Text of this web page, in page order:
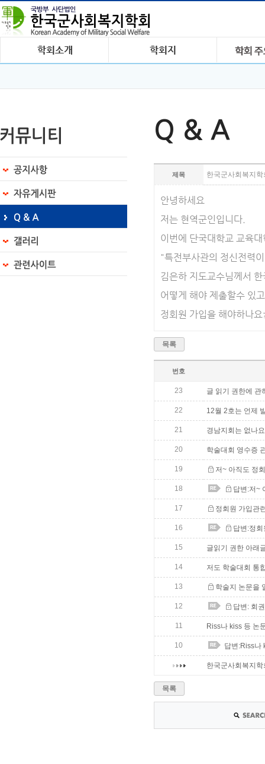
Q & A
제목 한국군사회복지
안녕하세요
저는 현역군인입니다.
이번에 단국대학교 교육
"특전부사관의 정신전력
김은하 지도교수님께서
어떻게 해야 제출할수 있
정회원 가입을 해야하나요
목록
번호
23 글 읽기 권한에 관
22 12월 2호는 언제
21 경남지회는 없나
20 학술대회 영수증
19 저~ 아직도 정
18 답변:저~
17 정회원 가입관
16 답변:정
15 글읽기 권한 아래
14 저도 학술대회 통
13 학술지 논문을
12 답변: 회
11 Riss나 kiss 등 논
10 답변:Riss나
한국군사회복지
목록